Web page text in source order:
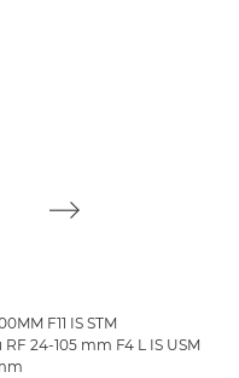
F11 IS STM
24-105 mm F4 L IS USM